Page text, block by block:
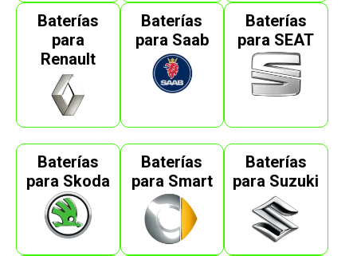
Baterías
para
Renault
Baterías
para Saab
Baterías
para SEAT
Baterías
para Skoda
Baterías
para Smart
Baterías
para Suzuki